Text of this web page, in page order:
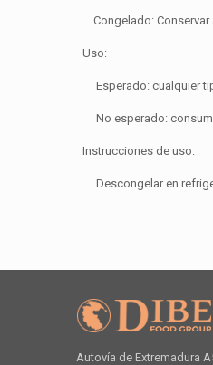
Congelado: Conservar
Uso:
Esperado: cualquier
No esperado:
Instrucciones de uso:
Descongelar en
Autovía de Extremadura